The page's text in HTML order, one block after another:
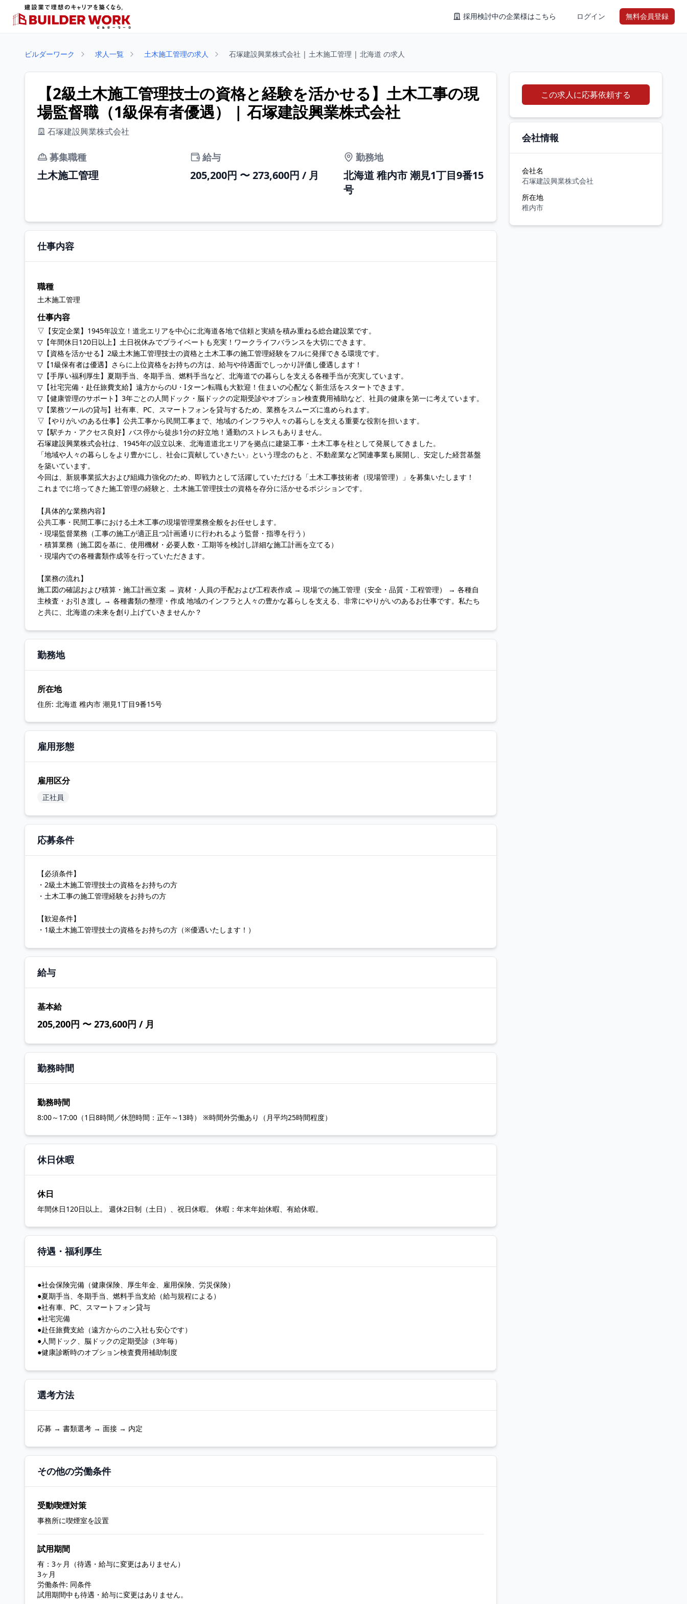
採用検討中の企業様はこちら ログイン 無料会員登録
ビルダーワーク 求人一覧 土木施工管理の求人 石塚建設興業株式会社 | 土木施工管理 | 北海道 の求人
【2級土木施工管理技士の資格と経験を活かせる】土木工事の現
場監督職（1級保有者優遇） | 石塚建設興業株式会社
石塚建設興業株式会社
募集職種
土木施工管理
給与
205,200円 〜 273,600円 / 月
勤務地
北海道 稚内市 潮見1丁目9番15
号
仕事内容
職種
土木施工管理
仕事内容
▽【安定企業】1945年設立！道北エリアを中心に北海道各地で信頼と実績を積み重ねる総合建設業です。
▽【年間休日120日以上】土日祝休みでプライベートも充実！ワークライフバランスを大切にできます。
▽【資格を活かせる】2級土木施工管理技士の資格と土木工事の施工管理経験をフルに発揮できる環境です。
▽【1級保有者は優遇】さらに上位資格をお持ちの方は、給与や待遇面でしっかり評価し優遇します！
▽【手厚い福利厚生】夏期手当、冬期手当、燃料手当など、北海道での暮らしを支える各種手当が充実しています。
▽【社宅完備・赴任旅費支給】遠方からのU・Iターン転職も大歓迎！住まいの心配なく新生活をスタートできます。
▽【健康管理のサポート】3年ごとの人間ドック・脳ドックの定期受診やオプション検査費用補助など、社員の健康を第一に考えています。
▽【業務ツールの貸与】社有車、PC、スマートフォンを貸与するため、業務をスムーズに進められます。
▽【やりがいのある仕事】公共工事から民間工事まで、地域のインフラや人々の暮らしを支える重要な役割を担います。
▽【駅チカ・アクセス良好】バス停から徒歩1分の好立地！通勤のストレスもありません。
石塚建設興業株式会社は、1945年の設立以来、北海道道北エリアを拠点に建築工事・土木工事を柱として発展してきました。
「地域や人々の暮らしをより豊かにし、社会に貢献していきたい」という理念のもと、不動産業など関連事業も展開し、安定した経営基盤
を築いています。
今回は、新規事業拡大および組織力強化のため、即戦力として活躍していただける「土木工事技術者（現場管理）」を募集いたします！
これまでに培ってきた施工管理の経験と、土木施工管理技士の資格を存分に活かせるポジションです。
【具体的な業務内容】
公共工事・民間工事における土木工事の現場管理業務全般をお任せします。
・現場監督業務（工事の施工が適正且つ計画通りに行われるよう監督・指導を行う）
・積算業務（施工図を基に、使用機材・必要人数・工期等を検討し詳細な施工計画を立てる）
・現場内での各種書類作成等を行っていただきます。
【業務の流れ】
施工図の確認および積算・施工計画立案 → 資材・人員の手配および工程表作成 → 現場での施工管理（安全・品質・工程管理） → 各種自
主検査・お引き渡し → 各種書類の整理・作成 地域のインフラと人々の豊かな暮らしを支える、非常にやりがいのあるお仕事です。私たち
と共に、北海道の未来を創り上げていきませんか？
勤務地
所在地
住所: 北海道 稚内市 潮見1丁目9番15号
雇用形態
雇用区分
正社員
応募条件
【必須条件】
・2級土木施工管理技士の資格をお持ちの方
・土木工事の施工管理経験をお持ちの方
【歓迎条件】
・1級土木施工管理技士の資格をお持ちの方（※優遇いたします！）
給与
基本給
205,200円 〜 273,600円 / 月
勤務時間
勤務時間
8:00～17:00（1日8時間／休憩時間：正午～13時） ※時間外労働あり（月平均25時間程度）
休日休暇
休日
年間休日120日以上。 週休2日制（土日）、祝日休暇。 休暇：年末年始休暇、有給休暇。
待遇・福利厚生
●社会保険完備（健康保険、厚生年金、雇用保険、労災保険）
●夏期手当、冬期手当、燃料手当支給（給与規程による）
●社有車、PC、スマートフォン貸与
●社宅完備
●赴任旅費支給（遠方からのご入社も安心です）
●人間ドック、脳ドックの定期受診（3年毎）
●健康診断時のオプション検査費用補助制度
選考方法
応募 → 書類選考 → 面接 → 内定
その他の労働条件
受動喫煙対策
事務所に喫煙室を設置
試用期間
有：3ヶ月（待遇・給与に変更はありません）
3ヶ月
労働条件: 同条件
試用期間中も待遇・給与に変更はありません。
この求人に応募依頼する
会社情報
会社名
石塚建設興業株式会社
所在地
稚内市